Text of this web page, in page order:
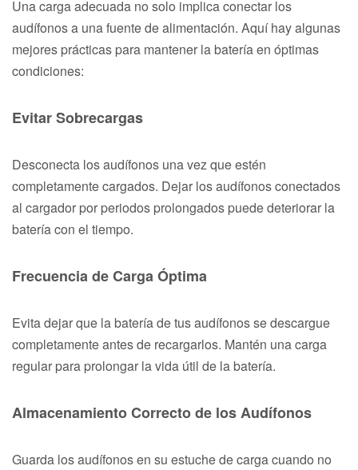
Una carga adecuada no solo implica conectar los
audífonos a una fuente de alimentación. Aquí hay algunas
mejores prácticas para mantener la batería en óptimas
condiciones:
Evitar Sobrecargas
Desconecta los audífonos una vez que estén
completamente cargados. Dejar los audífonos conectados
al cargador por periodos prolongados puede deteriorar la
batería con el tiempo.
Frecuencia de Carga Óptima
Evita dejar que la batería de tus audífonos se descargue
completamente antes de recargarlos. Mantén una carga
regular para prolongar la vida útil de la batería.
Almacenamiento Correcto de los Audífonos
Guarda los audífonos en su estuche de carga cuando no